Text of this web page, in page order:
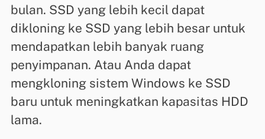
bulan. SSD yang lebih kecil dapat
dikloning ke SSD yang lebih besar untuk
mendapatkan lebih banyak ruang
penyimpanan. Atau Anda dapat
mengkloning sistem Windows ke SSD
baru untuk meningkatkan kapasitas HDD
lama.